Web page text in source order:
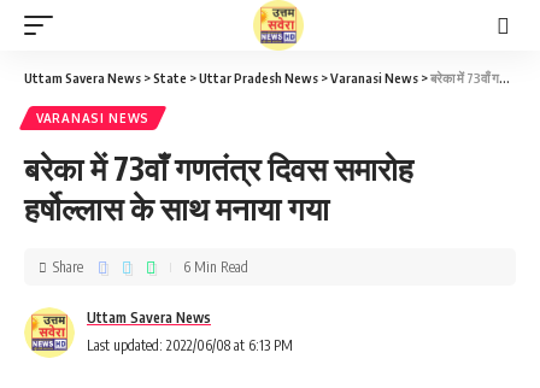
Uttam Savera News >State >Uttar Pradesh News >Varanasi News >बरेका में 73वाँ गणतंत्र दिवस समारोह हर्षोल्लास के साथ मनाया गया
VARANASI NEWS
बरेका में 73वाँ गणतंत्र दिवस समारोह
हर्षोल्लास के साथ मनाया गया
Last updated: 2022/06/08 at 6:13 PM
Uttam Savera News
Share 6 Min Read